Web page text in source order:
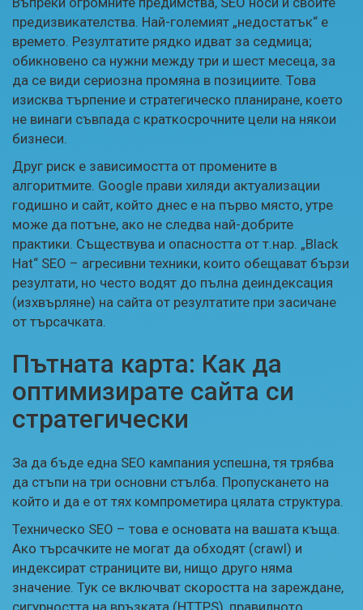
предизвикателства. Най-големият „недостатък“ е
времето. Резултатите рядко идват за седмица;
обикновено са нужни между три и шест месеца, за
да се види сериозна промяна в позициите. Това
изисква търпение и стратегическо планиране, което
не винаги съвпада с краткосрочните цели на някои
бизнеси.
Друг риск е зависимостта от промените в
алгоритмите. Google прави хиляди актуализации
годишно и сайт, който днес е на първо място, утре
може да потъне, ако не следва най-добрите
практики. Съществува и опасността от т.нар. „Black
Hat“ SEO – агресивни техники, които обещават бързи
резултати, но често водят до пълна деиндексация
(изхвърляне) на сайта от резултатите при засичане
от търсачката.
Пътната карта: Как да
оптимизирате сайта си
стратегически
За да бъде една SEO кампания успешна, тя трябва
да стъпи на три основни стълба. Пропускането на
който и да е от тях компрометира цялата структура.
Техническо SEO – това е основата на вашата къща.
Ако търсачките не могат да обходят (crawl) и
индексират страниците ви, нищо друго няма
значение. Тук се включват скоростта на зареждане,
сигурността на връзката (HTTPS), правилното